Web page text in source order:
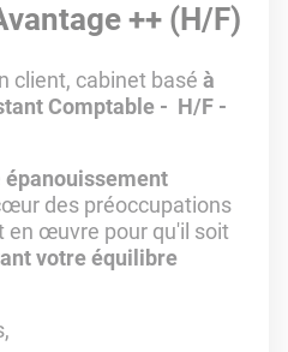
++ (H/F)
client, cabinet basé à
Comptable - H/F -
épanouissement
des préoccupations
en œuvre pour qu'il soit
votre équilibre